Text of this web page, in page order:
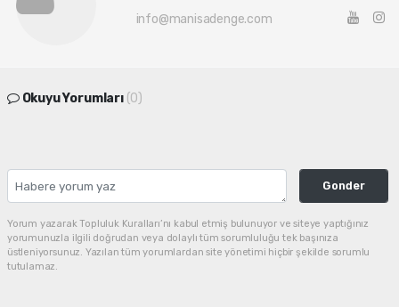
info@manisadenge.com
Okuyu Yorumları (0)
Gonder
Yorum yazarak Topluluk Kuralları’nı kabul etmiş bulunuyor ve siteye yaptığınız
yorumunuzla ilgili doğrudan veya dolaylı tüm sorumluluğu tek başınıza
üstleniyorsunuz. Yazılan tüm yorumlardan site yönetimi hiçbir şekilde sorumlu
tutulamaz.